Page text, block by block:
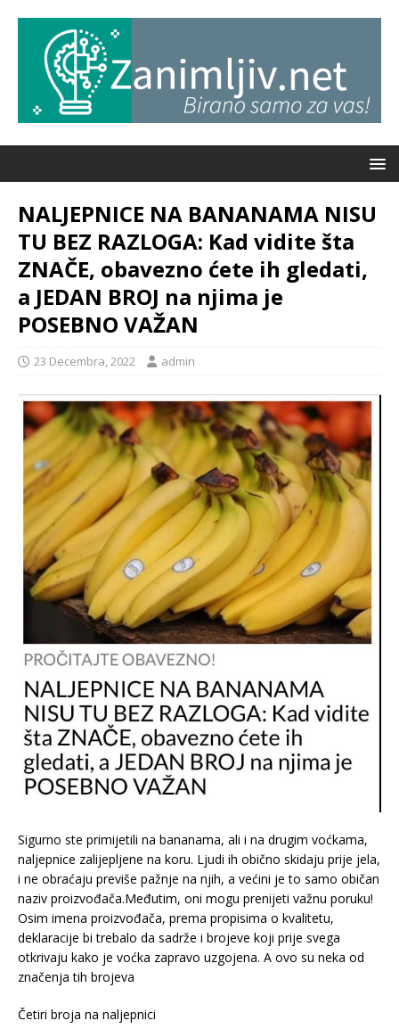
NALJEPNICE NA BANANAMA NISU
TU BEZ RAZLOGA: Kad vidite šta
ZNAČE, obavezno ćete ih gledati,
a JEDAN BROJ na njima je
POSEBNO VAŽAN
23 Decembra, 2022 admin
Sigurno ste primijetili na bananama, ali i na drugim voćkama,
naljepnice zalijepljene na koru. Ljudi ih obično skidaju prije jela,
i ne obraćaju previše pažnje na njih, a većini je to samo običan
naziv proizvođača.Međutim, oni mogu prenijeti važnu poruku!
Osim imena proizvođača, prema propisima o kvalitetu,
deklaracije bi trebalo da sadrže i brojeve koji prije svega
otkrivaju kako je voćka zapravo uzgojena. A ovo su neka od
značenja tih brojeva
Četiri broja na naljepnici